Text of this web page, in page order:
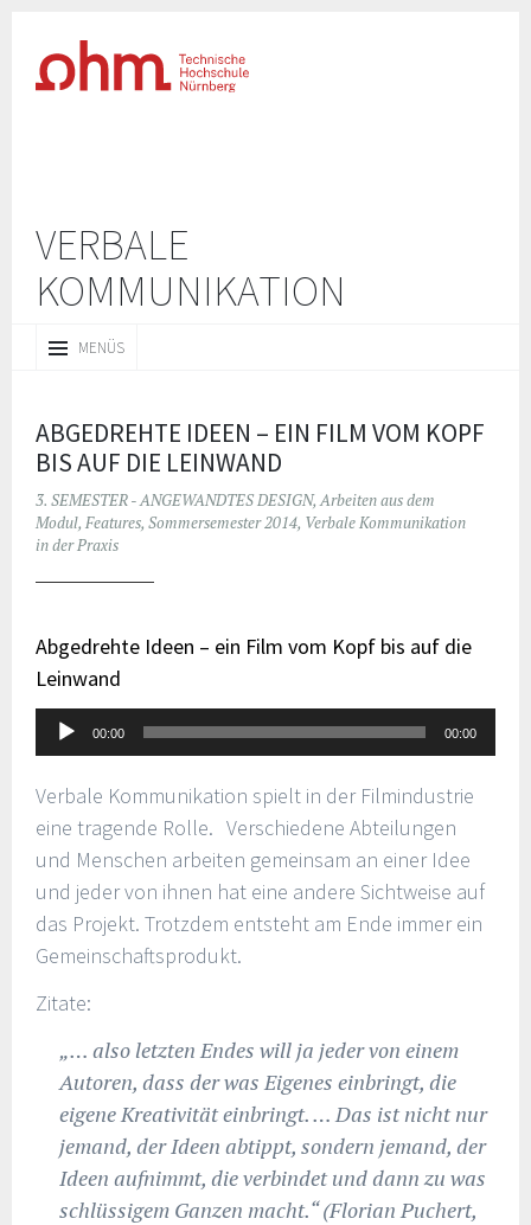
VERBALE
KOMMUNIKATION
MENÜS
INHALT
ABGEDREHTE IDEEN – EIN FILM VOM KOPF
BIS AUF DIE LEINWAND
3. SEMESTER - ANGEWANDTES DESIGN, Arbeiten aus dem
Modul, Features, Sommersemester 2014, Verbale Kommunikation
in der Praxis
Abgedrehte Ideen – ein Film vom Kopf bis auf die
Leinwand
Audio-
Player
00:00 00:00
Verbale Kommunikation spielt in der Filmindustrie
eine tragende Rolle. Verschiedene Abteilungen
und Menschen arbeiten gemeinsam an einer Idee
und jeder von ihnen hat eine andere Sichtweise auf
das Projekt. Trotzdem entsteht am Ende immer ein
Gemeinschaftsprodukt.
Zitate:
„… also letzten Endes will ja jeder von einem
Autoren, dass der was Eigenes einbringt, die
eigene Kreativität einbringt. … Das ist nicht nur
jemand, der Ideen abtippt, sondern jemand, der
Ideen aufnimmt, die verbindet und dann zu was
schlüssigem Ganzen macht.“ (Florian Puchert,